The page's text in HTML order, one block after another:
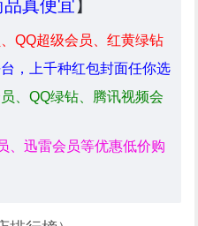
品真便宜】
QQ超级会员、红黄绿钻
，上千种红包封面任你选
、QQ绿钻、腾讯视频会
、迅雷会员等优惠低价购